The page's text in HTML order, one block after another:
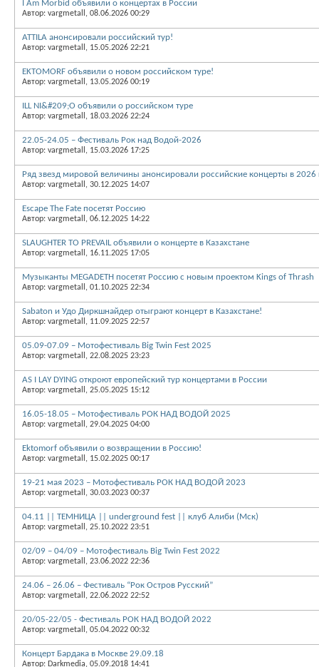
I Am Morbid объявили о концертах в России
Автор: vargmetall, 08.06.2026 00:29
ATTILA анонсировали российский тур!
Автор: vargmetall, 15.05.2026 22:21
EKTOMORF объявили о новом российском туре!
Автор: vargmetall, 13.05.2026 00:19
ILL NI&#209;O объявили о российском туре
Автор: vargmetall, 18.03.2026 22:24
22.05-24.05 – Фестиваль Рок над Водой-2026
Автор: vargmetall, 15.03.2026 17:25
Ряд звезд мировой величины анонсировали российские концерты в 2026
Автор: vargmetall, 30.12.2025 14:07
Escape The Fate посетят Россию
Автор: vargmetall, 06.12.2025 14:22
SLAUGHTER TO PREVAIL объявили о концерте в Казахстане
Автор: vargmetall, 16.11.2025 17:05
Музыканты MEGADETH посетят Россию с новым проектом Kings of Thrash
Автор: vargmetall, 01.10.2025 22:34
Sabaton и Удо Диркшнайдер отыграют концерт в Казахстане!
Автор: vargmetall, 11.09.2025 22:57
05.09-07.09 – Мотофестиваль Big Twin Fest 2025
Автор: vargmetall, 22.08.2025 23:23
AS I LAY DYING откроют европейский тур концертами в России
Автор: vargmetall, 25.05.2025 15:12
16.05-18.05 – Мотофестиваль РОК НАД ВОДОЙ 2025
Автор: vargmetall, 29.04.2025 04:00
Ektomorf объявили о возвращении в Россию!
Автор: vargmetall, 15.02.2025 00:17
19-21 мая 2023 – Мотофестиваль РОК НАД ВОДОЙ 2023
Автор: vargmetall, 30.03.2023 00:37
04.11 || ТЕМНИЦА || underground fest || клуб Алиби (Мск)
Автор: vargmetall, 25.10.2022 23:51
02/09 – 04/09 – Мотофестиваль Big Twin Fest 2022
Автор: vargmetall, 23.06.2022 22:36
24.06 – 26.06 – Фестиваль “Рок Остров Русский”
Автор: vargmetall, 22.06.2022 22:52
20/05-22/05 - Фестиваль РОК НАД ВОДОЙ 2022
Автор: vargmetall, 05.04.2022 00:32
Концерт Бардака в Москве 29.09.18
Автор: Darkmedia, 05.09.2018 14:41